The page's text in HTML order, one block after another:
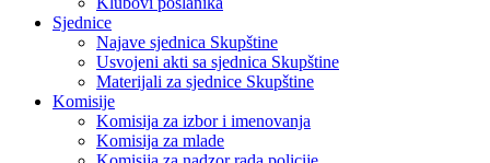
Sjednice
Najave sjednica Skupštine
Usvojeni akti sa sjednica Skupštine
Materijali za sjednice Skupštine
Komisije
Komisija za izbor i imenovanja
Komisija za mlade